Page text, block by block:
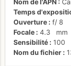
Nom de l'APN
Temps
Ouverture
f/ 8
Focale
4.3
mm
Sensibilité
100
Nom du fichier